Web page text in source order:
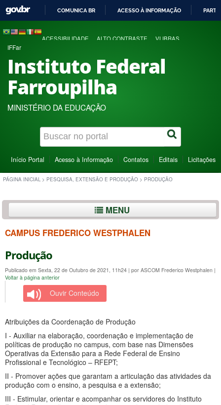
COMUNICA BR ACESSO À INFORMAÇÃO
ACESSIBILIDADE ALTO CONTRASTE VLIBRAS
IFFar
Instituto Federal
Farroupilha
MINISTÉRIO DA EDUCAÇÃO
Início Portal Acesso à Informação Contatos Editais Licitações
PÁGINA INICIAL > PESQUISA, EXTENSÃO E PRODUÇÃO > PRODUÇÃO
MENU
CAMPUS FREDERICO WESTPHALEN
Produção
Publicado em Sexta, 22 de Outubro de 2021, 11h24 | por ASCOM Frederico Westphalen |
Voltar à página anterior
Ouvir Conteúdo
Atribuições da Coordenação de Produção
I - Auxiliar na elaboração, coordenação e implementação de
políticas de produção no campus, com base nas Dimensões
Operativas da Extensão para a Rede Federal de Ensino
Profissional e Tecnológico – RFEPT;
II - Promover ações que garantam a articulação das atividades da
produção com o ensino, a pesquisa e a extensão;
III - Estimular, orientar e acompanhar os servidores do Instituto